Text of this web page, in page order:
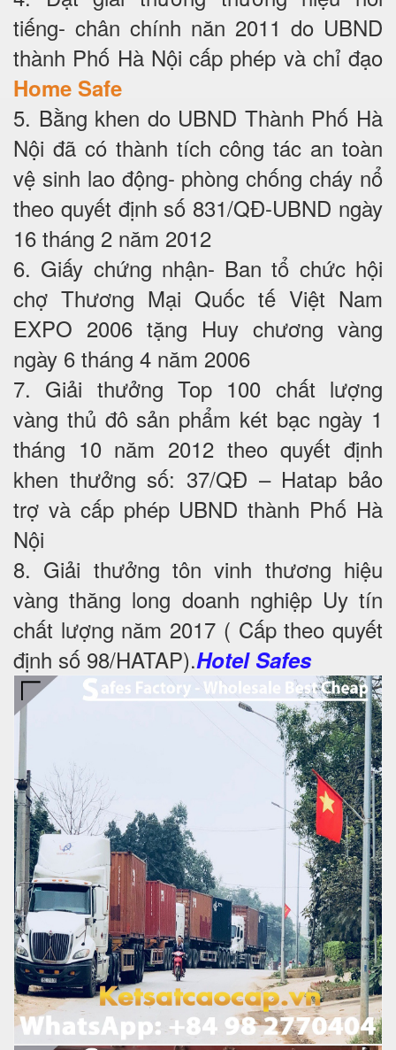
tiếng- chân chính năn 2011 do UBND
thành Phố Hà Nội cấp phép và chỉ đạo
Home Safe
5. Bằng khen do UBND Thành Phố Hà
Nội đã có thành tích công tác an toàn
vệ sinh lao động- phòng chống cháy nổ
theo quyết định số 831/QĐ-UBND ngày
16 tháng 2 năm 2012
6. Giấy chứng nhận- Ban tổ chức hội
chợ Thương Mại Quốc tế Việt Nam
EXPO 2006 tặng Huy chương vàng
ngày 6 tháng 4 năm 2006
7. Giải thưởng Top 100 chất lượng
vàng thủ đô sản phẩm két bạc ngày 1
tháng 10 năm 2012 theo quyết định
khen thưởng số: 37/QĐ – Hatap bảo
trợ và cấp phép UBND thành Phố Hà
Nội
8. Giải thưởng tôn vinh thương hiệu
vàng thăng long doanh nghiệp Uy tín
chất lượng năm 2017 ( Cấp theo quyết
định số 98/HATAP).Hotel Safes